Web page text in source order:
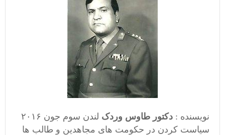
نویسنده : دکتور طاوس وردک لندن سوم جون ۲۰۱۶
سیاست کردن در حکومت های مجاهدین و طالب ها